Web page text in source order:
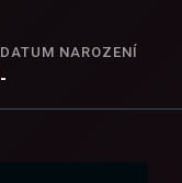
DATUM NAROZENÍ
-